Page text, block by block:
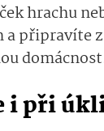
hrachu
připravíte
i při